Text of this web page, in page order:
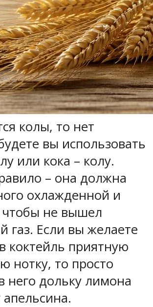
колы, то нет
вы использовать
или кока – колу.
– она должна
охлажденной и
чтобы не вышел
газ. Если вы желаете
коктейль приятную
нотку, то просто
него дольку лимона